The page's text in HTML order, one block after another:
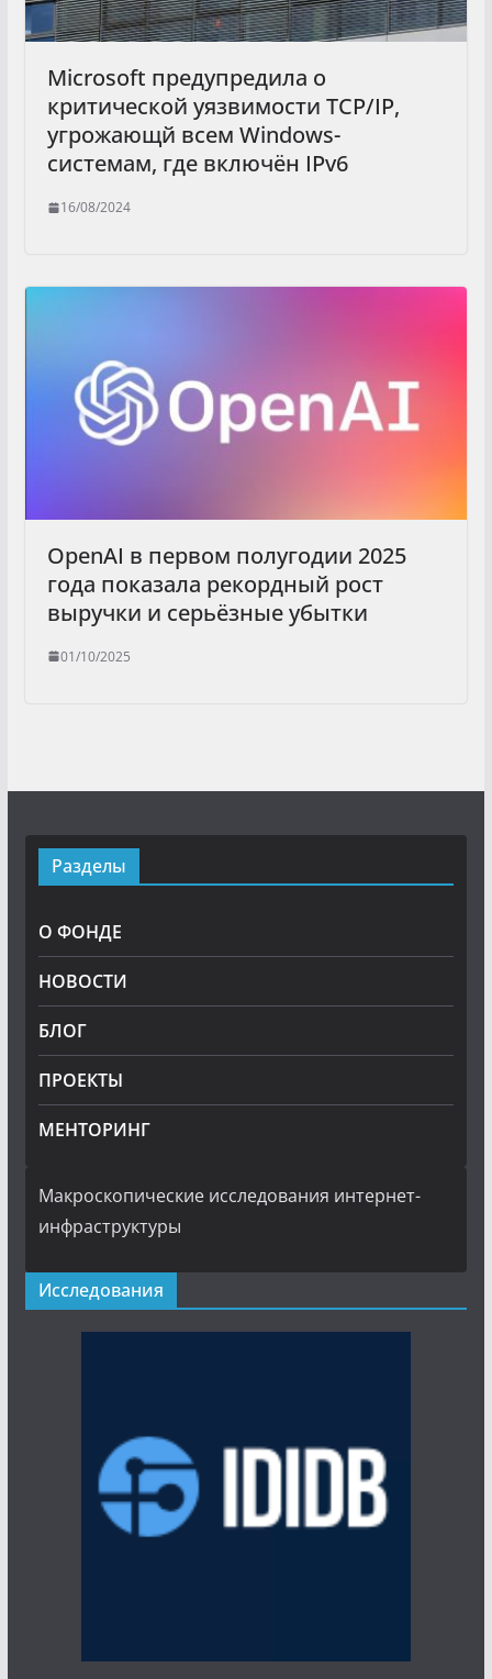
Microsoft предупредила о
критической уязвимости TCP/IP,
угрожающй всем Windows-
системам, где включён IPv6
16/08/2024
OpenAI в первом полугодии 2025
года показала рекордный рост
выручки и серьёзные убытки
01/10/2025
Разделы
О ФОНДЕ
НОВОСТИ
БЛОГ
ПРОЕКТЫ
МЕНТОРИНГ
Макроскопические исследования интернет-
инфраструктуры
Исследования